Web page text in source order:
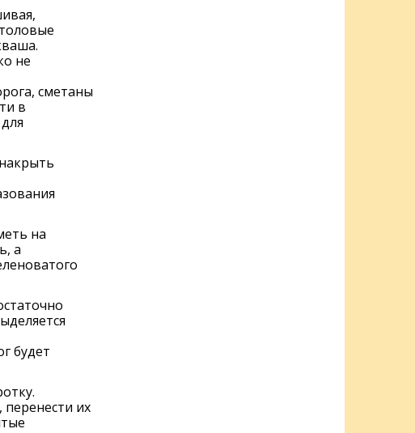
не
сметаны
в
на
а
будет
перенести их